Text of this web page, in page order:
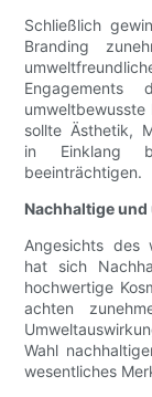
Schließlich
Branding
Engagements
umweltbewusste
sollte Ästhetik,
in Einklang
beeinträchtigen.
Nachhaltige
Angesichts des
hat sich
hochwertige
achten
Wahl
wesentliches